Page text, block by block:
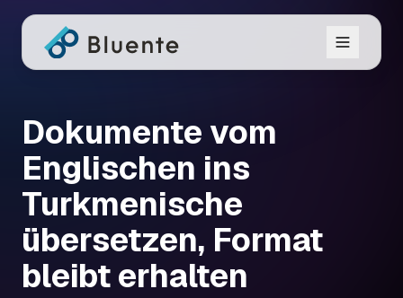
Dokumente vom
Englischen ins
Turkmenische
übersetzen, Format
bleibt erhalten